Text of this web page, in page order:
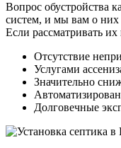
Вопрос обустройства
систем, и мы вам о них
Если рассматривать
Отсутствие
Услугами
Значительно
Долговечные